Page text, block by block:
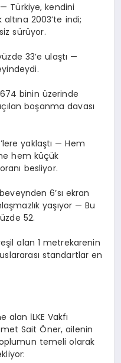
— Türkiye, kendini
2003’te indi;
sürüyor.
33’e ulaştı —
binin üzerinde
boşanma davası
yaklaştı — Hem
hem küçük
besliyor.
6’sı ekran
yaşıyor — Bu
52.
alan 1 metrekarenin
standartlar en
alan İLKE Vakfı
Sait Öner, ailenin
temeli olarak